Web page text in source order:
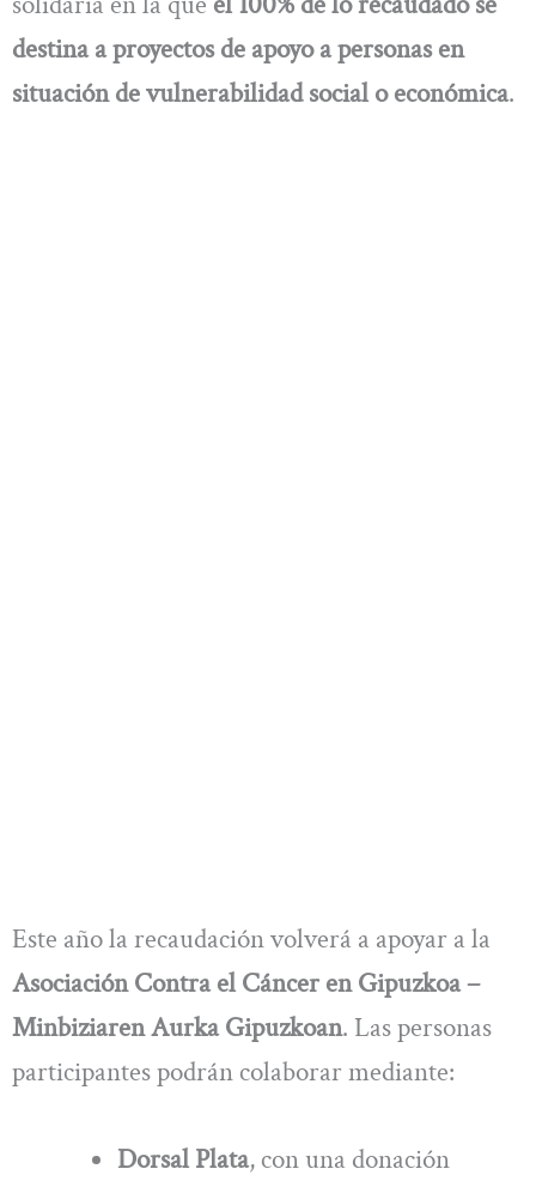
destina a proyectos de apoyo a personas en
situación de vulnerabilidad social o económica.
Este año la recaudación volverá a apoyar a la
Asociación Contra el Cáncer en Gipuzkoa –
Minbiziaren Aurka Gipuzkoan. Las personas
participantes podrán colaborar mediante:
Dorsal Plata, con una donación